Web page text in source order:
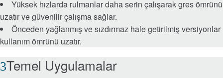
Kaplinler
Lovejoy Kaplinler
Yüksek hızlarda rulmanlar daha serin çalışarak gres ömrünü
uzatır ve güvenilir çalışma sağlar.
Önceden yağlanmış ve sızdırmaz hale getirilmiş versiyonlar
kullanım ömrünü uzatır.
Temel Uygulamalar